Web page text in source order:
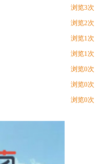
浏览3次
浏览2次
浏览1次
浏览1次
浏览0次
浏览0次
浏览0次